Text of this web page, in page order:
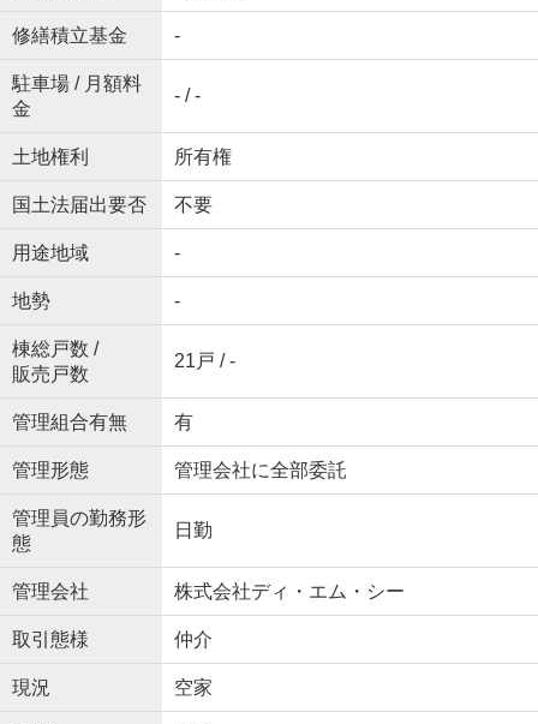
修繕積立基金 -
駐車場 / 月額料
金
- / -
土地権利 所有権
国土法届出要否 不要
用途地域 -
地勢 -
棟総戸数 /
販売戸数
21戸 / -
管理組合有無 有
管理形態 管理会社に全部委託
管理員の勤務形
態
日勤
管理会社 株式会社ディ・エム・シー
取引態様 仲介
現況 空家